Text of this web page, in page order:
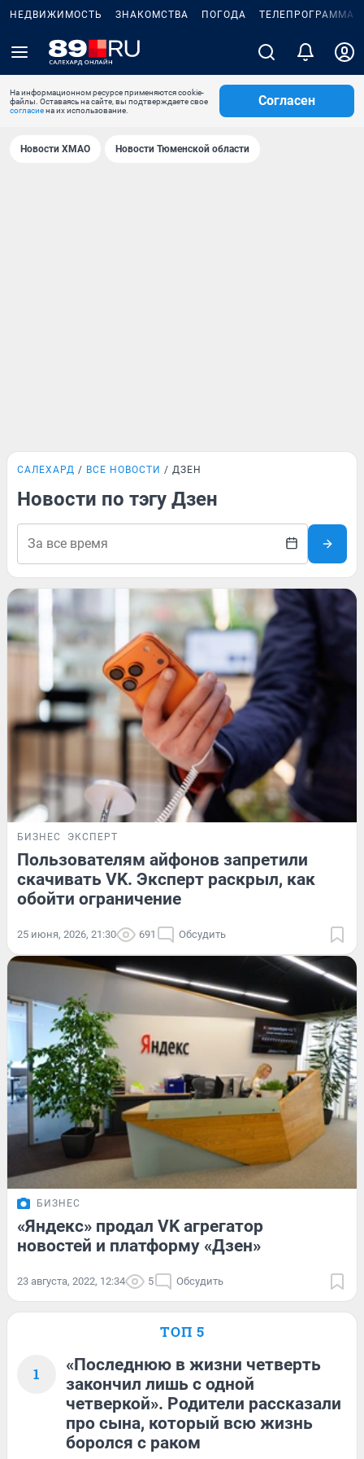
НЕДВИЖИМОСТЬ ЗНАКОМСТВА ПОГОДА ТЕЛЕПРОГРАММА
На информационном ресурсе применяются cookie-
файлы. Оставаясь на сайте, вы подтверждаете свое
согласиена их использование.
Согласен
Новости ХМАО Новости Тюменской области
САЛЕХАРД ВСЕ НОВОСТИ ДЗЕН
Новости по тэгу Дзен
БИЗНЕС ЭКСПЕРТ
Пользователям айфонов запретили
скачивать VK. Эксперт раскрыл, как
обойти ограничение
25 июня, 2026, 21:30 691 Обсудить
БИЗНЕС
«Яндекс» продал VK агрегатор
новостей и платформу «Дзен»
23 августа, 2022, 12:34 5 Обсудить
ТОП 5
1
«Последнюю в жизни четверть
закончил лишь с одной
четверкой». Родители рассказали
про сына, который всю жизнь
боролся с раком